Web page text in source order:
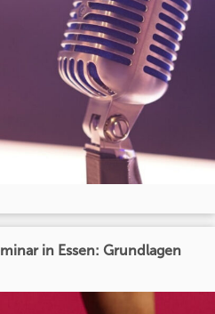
in Essen: Grundlagen